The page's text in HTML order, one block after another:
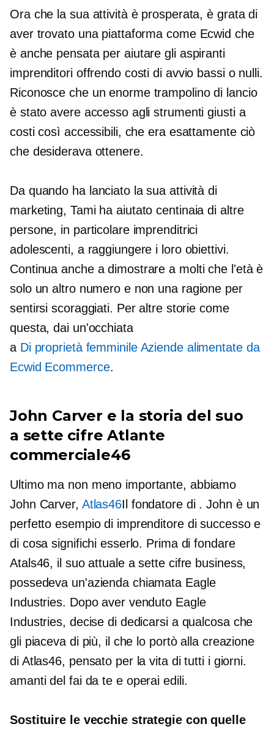
Ora che la sua attività è prosperata, è grata di
aver trovato una piattaforma come Ecwid che
è anche pensata per aiutare gli aspiranti
imprenditori offrendo costi di avvio bassi o nulli.
Riconosce che un enorme trampolino di lancio
è stato avere accesso agli strumenti giusti a
costi così accessibili, che era esattamente ciò
che desiderava ottenere.
Da quando ha lanciato la sua attività di
marketing, Tami ha aiutato centinaia di altre
persone, in particolare imprenditrici
adolescenti, a raggiungere i loro obiettivi.
Continua anche a dimostrare a molti che l'età è
solo un altro numero e non una ragione per
sentirsi scoraggiati. Per altre storie come
questa, dai un'occhiata
a Di proprietà femminileAziende alimentate da
Ecwid Ecommerce.
John Carver e la storia del suo
a sette cifre Atlante
commerciale46
Ultimo ma non meno importante, abbiamo
John Carver, Atlas46Il fondatore di . John è un
perfetto esempio di imprenditore di successo e
di cosa significhi esserlo. Prima di fondare
Atals46, il suo attuale a sette cifre business,
possedeva un'azienda chiamata Eagle
Industries. Dopo aver venduto Eagle
Industries, decise di dedicarsi a qualcosa che
gli piaceva di più, il che lo portò alla creazione
di Atlas46, pensato per la vita di tutti i giorni.
amanti del fai da te e operai edili.
Sostituire le vecchie strategie con quelle